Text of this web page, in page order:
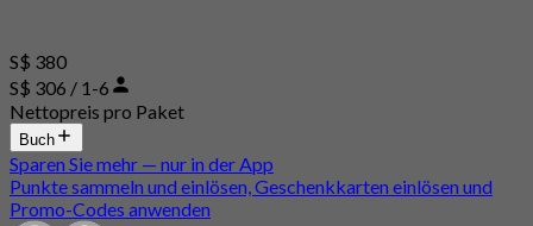
S$ 380
S$ 306 / 1-6
Nettopreis pro Paket
Buch
Sparen Sie mehr — nur in der App
Punkte sammeln und einlösen, Geschenkkarten einlösen und
Promo-Codes anwenden